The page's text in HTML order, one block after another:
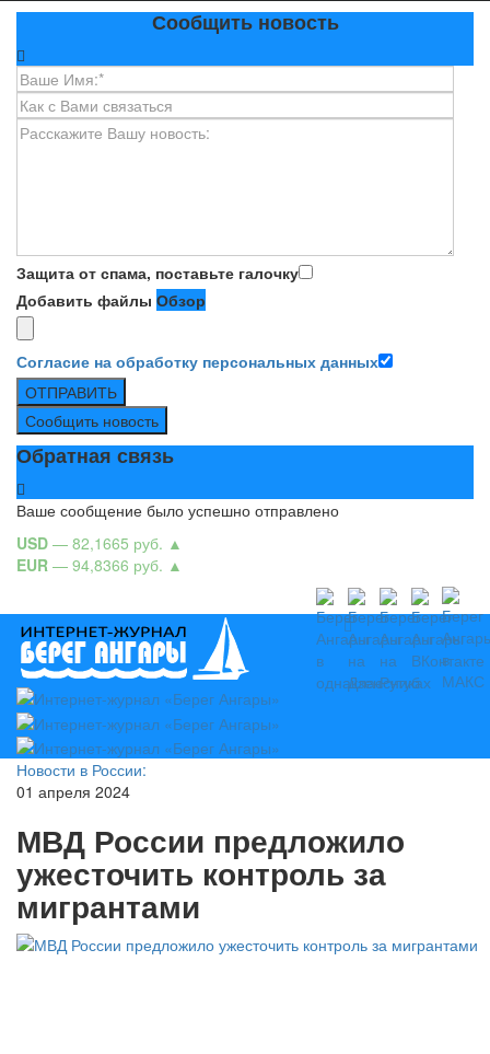
Сообщить новость
Защита от спама, поставьте галочку
Добавить файлы Обзор
Согласие на обработку персональных данных
ОТПРАВИТЬ
Сообщить новость
Обратная связь
Ваше сообщение было успешно отправлено
USD — 82,1665 руб. ▲
EUR — 94,8366 руб. ▲
Новости в России:
01 апреля 2024
МВД России предложило
ужесточить контроль за
мигрантами